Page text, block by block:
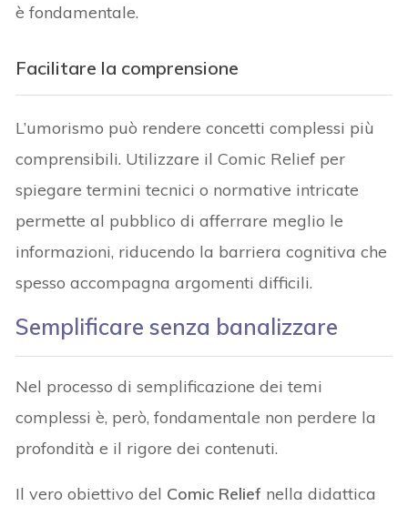
è fondamentale.
Facilitare la comprensione
L’umorismo può rendere concetti complessi più
comprensibili. Utilizzare il Comic Relief per
spiegare termini tecnici o normative intricate
permette al pubblico di afferrare meglio le
informazioni, riducendo la barriera cognitiva che
spesso accompagna argomenti difficili.
Semplificare senza banalizzare
Nel processo di semplificazione dei temi
complessi è, però, fondamentale non perdere la
profondità e il rigore dei contenuti.
Il vero obiettivo del Comic Relief nella didattica